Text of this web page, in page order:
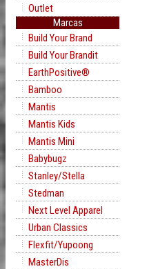
Outlet
Marcas
Build Your Brand
Build Your Brandit
EarthPositive®
Bamboo
Mantis
Mantis Kids
Mantis Mini
Babybugz
Stanley/Stella
Stedman
Next Level Apparel
Urban Classics
Flexfit/Yupoong
MasterDis